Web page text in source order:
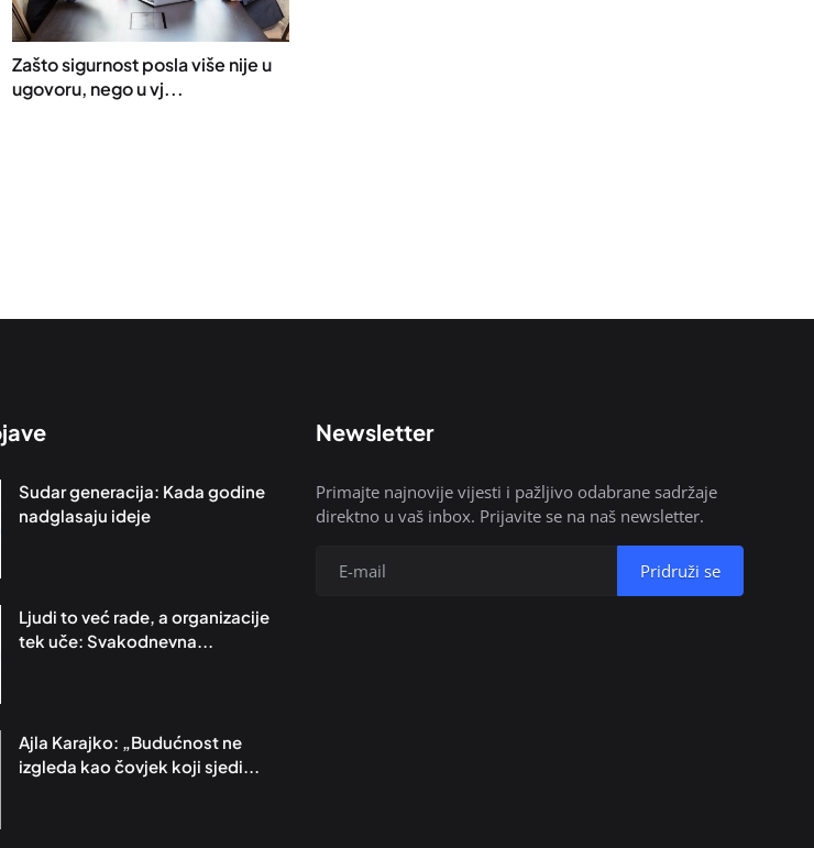
Zašto sigurnost posla više nije u
ugovoru, nego u vj...
Sudar generacija: Kada godine
nadglasaju ideje
Ljudi to već rade, a organizacije
tek uče: Svakodnevna...
Ajla Karajko: „Budućnost ne
izgleda kao čovjek koji sjedi...
Newsletter
Primajte najnovije vijesti i pažljivo odabrane sadržaje
direktno u vaš inbox. Prijavite se na naš newsletter.
Pridruži se